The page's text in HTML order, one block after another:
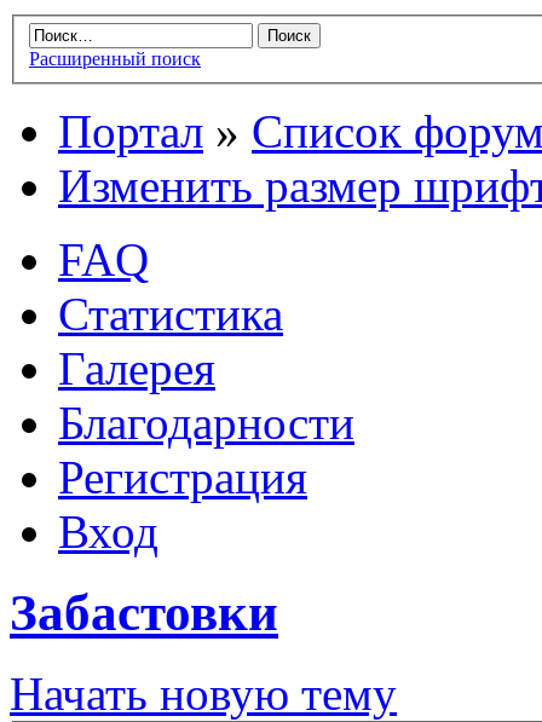
Расширенный поиск
Портал » Список
Изменить размер
FAQ
Статистика
Галерея
Благодарности
Регистрация
Вход
Забастовки
Начать новую тему